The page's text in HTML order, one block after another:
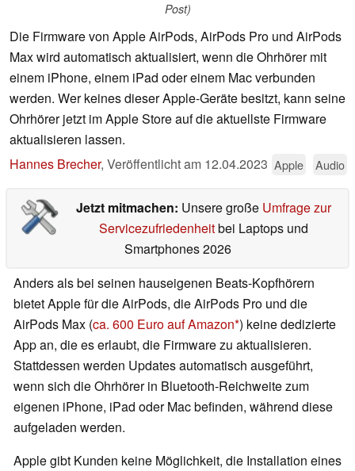
Post)
Die Firmware von Apple AirPods, AirPods Pro und AirPods
Max wird automatisch aktualisiert, wenn die Ohrhörer mit
einem iPhone, einem iPad oder einem Mac verbunden
werden. Wer keines dieser Apple-Geräte besitzt, kann seine
Ohrhörer jetzt im Apple Store auf die aktuellste Firmware
aktualisieren lassen.
Hannes Brecher, Veröffentlicht am 12.04.2023 Apple Audio
Jetzt mitmachen: Unsere große Umfrage zur
Servicezufriedenheitbei Laptops und
Smartphones 2026
Anders als bei seinen hauseigenen Beats-Kopfhörern
bietet Apple für die AirPods, die AirPods Pro und die
AirPods Max (ca. 600 Euro auf Amazon ) keine dedizierte
App an, die es erlaubt, die Firmware zu aktualisieren.
Stattdessen werden Updates automatisch ausgeführt,
wenn sich die Ohrhörer in Bluetooth-Reichweite zum
eigenen iPhone, iPad oder Mac befinden, während diese
aufgeladen werden.
Apple gibt Kunden keine Möglichkeit, die Installation eines